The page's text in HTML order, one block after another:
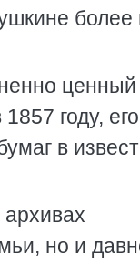
более
году,
в
но и